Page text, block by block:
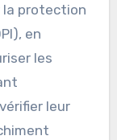
la protection
en
les
leur